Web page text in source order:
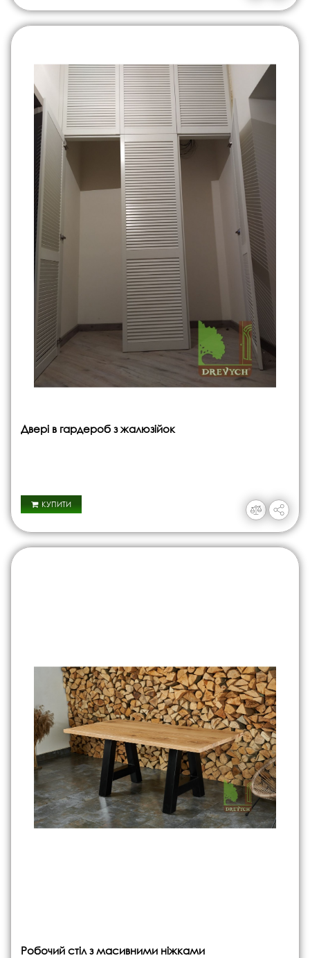
Двері в гардероб з жалюзійок
КУПИТИ
Робочий стіл з масивними ніжками